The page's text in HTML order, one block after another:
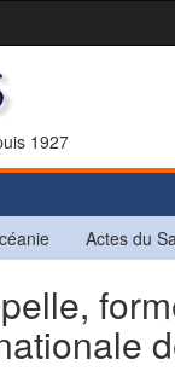
1927
Actes du